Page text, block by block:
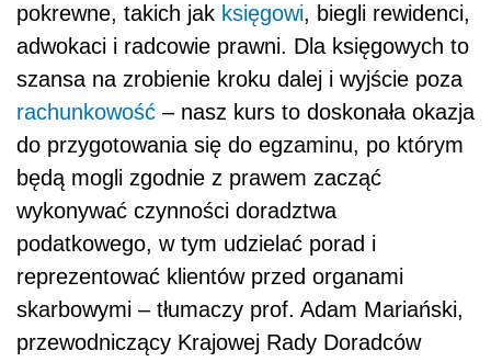
pokrewne, takich jak księgowi, biegli rewidenci,
adwokaci i radcowie prawni. Dla księgowych to
szansa na zrobienie kroku dalej i wyjście poza
rachunkowość – nasz kurs to doskonała okazja
do przygotowania się do egzaminu, po którym
będą mogli zgodnie z prawem zacząć
wykonywać czynności doradztwa
podatkowego, w tym udzielać porad i
reprezentować klientów przed organami
skarbowymi – tłumaczy prof. Adam Mariański,
przewodniczący Krajowej Rady Doradców